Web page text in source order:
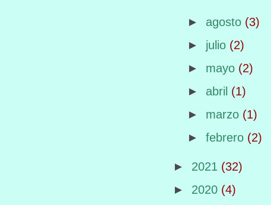
► agosto (3)
► julio (2)
► mayo (2)
► abril (1)
► marzo (1)
► febrero (2)
► 2021 (32)
► 2020 (4)